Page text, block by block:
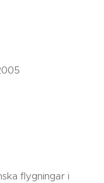
flygningar i